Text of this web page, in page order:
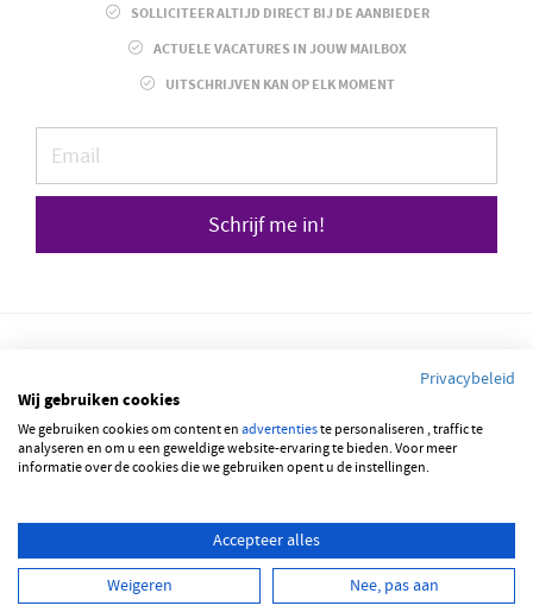
SOLLICITEER ALTIJD DIRECT BIJ DE AANBIEDER
ACTUELE VACATURES IN JOUW MAILBOX
UITSCHRIJVEN KAN OP ELK MOMENT
Schrijf me in!
© 2026 JOBBSQUARE
NEDERLANDS ENGLISH
Privacybeleid
Wij gebruiken cookies
We gebruiken cookies om content en advertentieste personaliseren , traffic te
analyseren en om u een geweldige website-ervaring te bieden. Voor meer
informatie over de cookies die we gebruiken opent u de instellingen.
Accepteer alles
Weigeren Nee, pas aan